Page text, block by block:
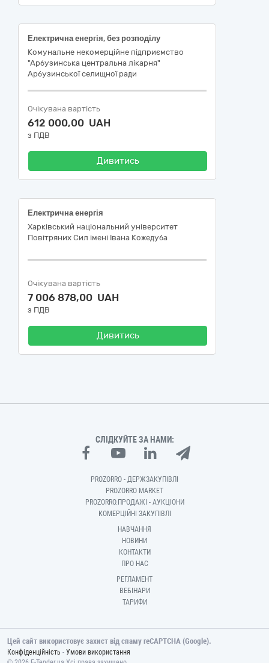
Електрична енергія, без розподілу
Комунальне некомерційне підприємство
"Арбузинська центральна лікарня"
Арбузинської селищної ради
Очікувана вартість
612 000,00 UAH
з ПДВ
Дивитись
Електрична енергія
Харківський національний університет
Повітряних Сил імені Івана Кожедуба
Очікувана вартість
7 006 878,00 UAH
з ПДВ
Дивитись
СЛІДКУЙТЕ ЗА НАМИ:
PROZORRO - ДЕРЖЗАКУПІВЛІ
PROZORRO MARKET
PROZORRO.ПРОДАЖІ - АУКЦІОНИ
КОМЕРЦІЙНІ ЗАКУПІВЛІ
НАВЧАННЯ
НОВИНИ
КОНТАКТИ
ПРО НАС
РЕГЛАМЕНТ
ВЕБІНАРИ
ТАРИФИ
Цей сайт використовує захист від спаму reCAPTCHA (Google).
Конфіденційність - Умови використання